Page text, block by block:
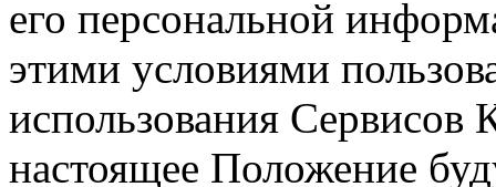
его персональной
этими условиями
использования Сервисов
настоящее Положение